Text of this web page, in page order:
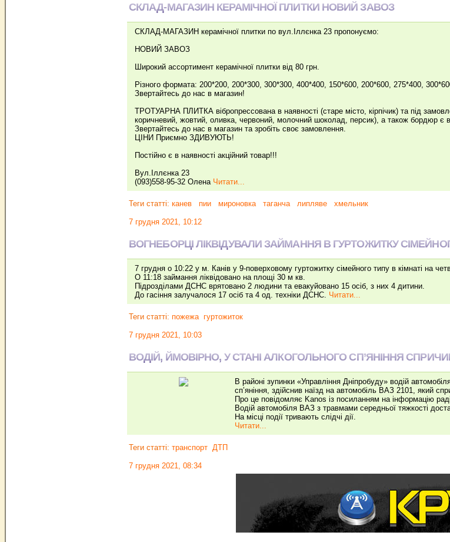
СКЛАД-МАГАЗИН КЕРАМІЧНОЇ ПЛИТКИ НОВИЙ ЗАВОЗ
СКЛАД-МАГАЗИН керамічної плитки по вул.Іллєнка 23 пропонуємо:
НОВИЙ ЗАВОЗ
Широкий ассортимент керамічної плитки від 80 грн.
Різного формата: 200*200, 200*300, 300*300, 400*400, 150*600, 200*600, 275*400,
Звертайтесь до нас в магазин!
ТРОТУАРНА ПЛИТКА вібропрессована в наявності (старе місто, кірпічик) та під
коричневий, жовтий, оливка, червоний, молочний шоколад, персик), а також бордюр є в
Звертайтесь до нас в магазин та зробіть своє замовлення.
ЦІНИ Приємно ЗДИВУЮТЬ!
Постійно є в наявності акційний товар!!!
Вул.Іллєнка 23
(093)558-95-32 Олена Читати...
Теги статті: канев пии мироновка таганча липляве хмельник
7 грудня 2021, 10:12
ВОГНЕБОРЦІ ЛІКВІДУВАЛИ ЗАЙМАННЯ В ГУРТОЖИТКУ
7 грудня о 10:22 у м. Канів у 9-поверховому гуртожитку сімейного типу в кімнаті на
О 11:18 займання ліквідовано на площі 30 м кв.
Підрозділами ДСНС врятовано 2 людини та евакуйовано 15 осіб, з них 4 дитини.
До гасіння залучалося 17 осіб та 4 од. техніки ДСНС. Читати...
Теги статті: пожежа гуртожиток
7 грудня 2021, 10:03
ВОДІЙ, ЙМОВІРНО, У СТАНІ АЛКОГОЛЬНОГО СП’ЯНІННЯ
В районі зупинки «Управління Дніпробуду» водій
сп’яніння, здійснив наїзд на автомобіль ВАЗ 2101, який
Про це повідомляє Kanos із посиланням на інформацію
Водій автомобіля ВАЗ з травмами середньої тяжкості
На місці події тривають слідчі дії.
Читати...
Теги статті: транспорт ДТП
7 грудня 2021, 08:34